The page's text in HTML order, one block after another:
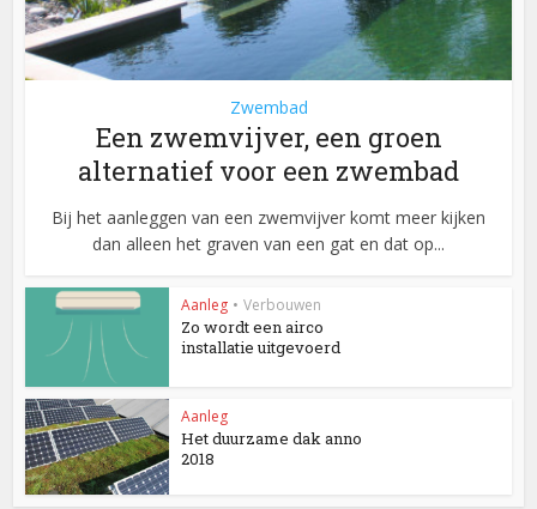
Zwembad
Een zwemvijver, een groen
alternatief voor een zwembad
Bij het aanleggen van een zwemvijver komt meer kijken
dan alleen het graven van een gat en dat op...
Aanleg • Verbouwen
Zo wordt een airco
installatie uitgevoerd
Aanleg
Het duurzame dak anno
2018